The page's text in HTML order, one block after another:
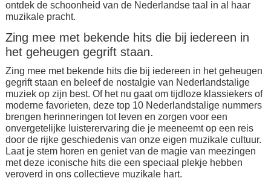
ontdek de schoonheid van de Nederlandse taal in al haar
muzikale pracht.
Zing mee met bekende hits die bij iedereen in
het geheugen gegrift staan.
Zing mee met bekende hits die bij iedereen in het geheugen
gegrift staan en beleef de nostalgie van Nederlandstalige
muziek op zijn best. Of het nu gaat om tijdloze klassiekers of
moderne favorieten, deze top 10 Nederlandstalige nummers
brengen herinneringen tot leven en zorgen voor een
onvergetelijke luisterervaring die je meeneemt op een reis
door de rijke geschiedenis van onze eigen muzikale cultuur.
Laat je stem horen en geniet van de magie van meezingen
met deze iconische hits die een speciaal plekje hebben
veroverd in ons collectieve muzikale hart.